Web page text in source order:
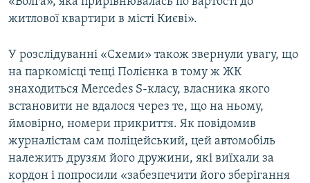
житлової квартири в місті Києві».
У розслідуванні «Схеми» також звернули увагу, що
на паркомісці тещі Полієнка в тому ж ЖК
знаходиться Mercedes S-класу, власника якого
встановити не вдалося через те, що на ньому,
ймовірно, номери прикриття. Як повідомив
журналістам сам поліцейський, цей автомобіль
належить друзям його дружини, які виїхали за
кордон і попросили «забезпечити його зберігання